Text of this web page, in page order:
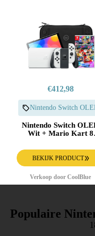
€412,98
Nintendo Switch
Nintendo Switch
Wit + Mario Kart 8
Beschermhoes
BEKIJK PRODUCT
Verkoop door CoolBlue
Populaire